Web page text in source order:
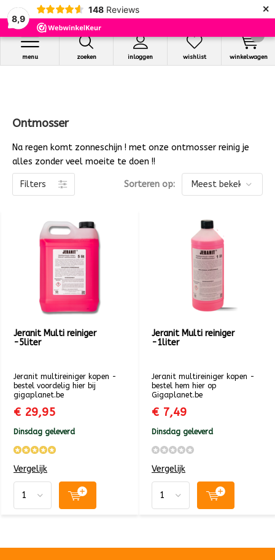
8,9
148 Reviews ×
zoeken inloggen
menu wishlist winkelwagen
Ontmosser
Na regen komt zonneschijn ! met onze ontmosser reinig je
alles zonder veel moeite te doen !!
Filters Sorteren op:
Jeranit Multi reiniger
-5liter
Jeranit multireiniger kopen -
bestel voordelig hier bij
gigaplanet.be
€ 29,95
Dinsdag geleverd
Vergelijk
Jeranit Multi reiniger
-1liter
Jeranit multireiniger kopen -
bestel hem hier op
Gigaplanet.be
€ 7,49
Dinsdag geleverd
Vergelijk